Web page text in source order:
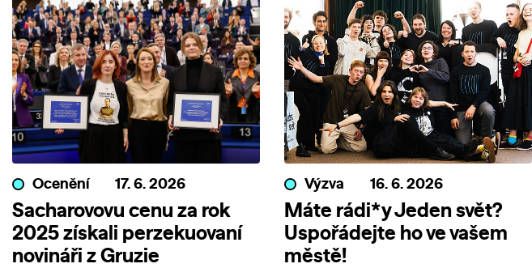
Ocenění 17. 6. 2026
Sacharovovu cenu za rok
2025 získali perzekuovaní
novináři z Gruzie
Výzva 16. 6. 2026
Máte rádi*y Jeden svět?
Uspořádejte ho ve vašem
městě!